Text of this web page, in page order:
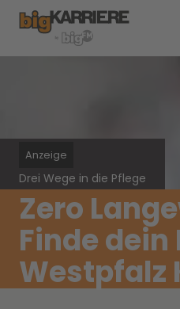
Anzeige
Drei Wege in die Pflege
Zero
Finde dein
Westpfalz